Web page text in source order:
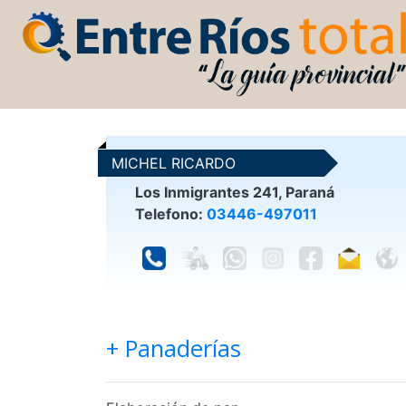
MICHEL RICARDO
Los Inmigrantes 241, Paraná
Telefono: 03446-497011
+ Panaderías